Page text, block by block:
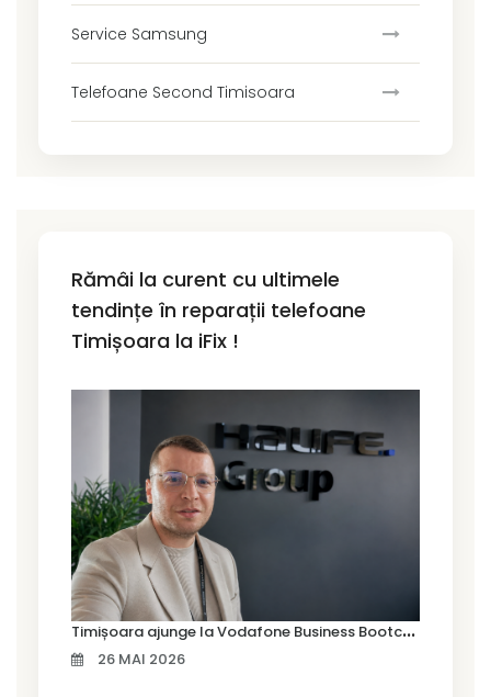
Service Samsung
Telefoane Second Timisoara
Rămâi la curent cu ultimele
tendințe în reparații telefoane
Timișoara la iFix !
T
imișoara ajunge la Vodafone Business Bootcamp prin Marius Cermian de la Armour România
26 MAI 2026